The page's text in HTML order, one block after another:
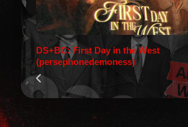
DS+BC: First Day in the West
(persephonedemoness)